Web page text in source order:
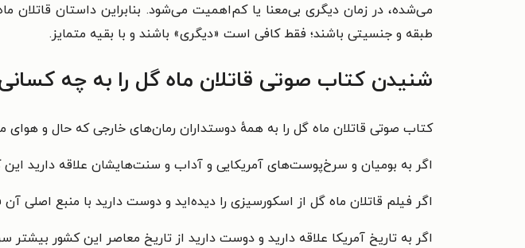
می‌شده، در زمان دیگری بی‌معنا یا کم‌اهمیت می‌شود. بنابراین داستان قاتلان
طبقه و جنسیتی باشند؛ فقط کافی است «دیگری» باشند و با بقیه متمایز.
شنیدن کتاب صوتی قاتلان ماه گل را به چه
کتاب صوتی قاتلان ماه گل را به همهٔ دوستداران رمان‌های خارجی که حال و هوای
اگر به بومیان و سرخ‌پوست‌های آمریکایی و آداب و سنت‌هایشان علاقه دارید این
اگر فیلم قاتلان ماه گل از اسکورسیزی را دیده‌اید و دوست دارید با منبع اصلی
اگر به تاریخ آمریکا علاقه دارید و دوست دارید از تاریخ معاصر این کشور